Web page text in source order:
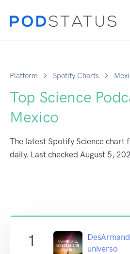
Platform Spotify Charts
Top Science
Mexico
The latest Spotify Science chart
daily. Last checked August 5,
1
universo